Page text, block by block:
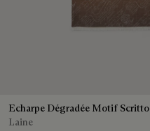
Echarpe Dégradée Motif Scritto
Laine